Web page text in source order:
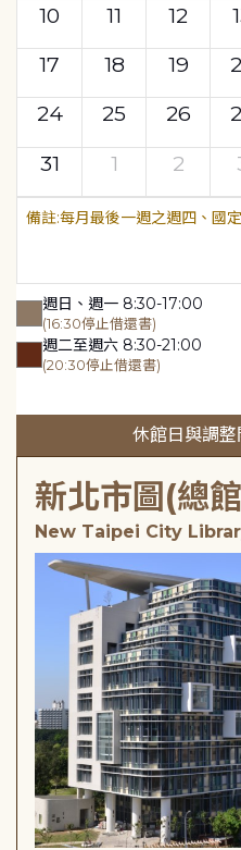
10
11 12
17
18 19
24
25 26
31
1 2
每月最後一週之週四、國
週日、週一 8:30-17:00
(16:30停止借還書)
週二至週六 8:30-21:00
(20:30停止借還書)
休館日與調
新北市圖(總
New Taipei City